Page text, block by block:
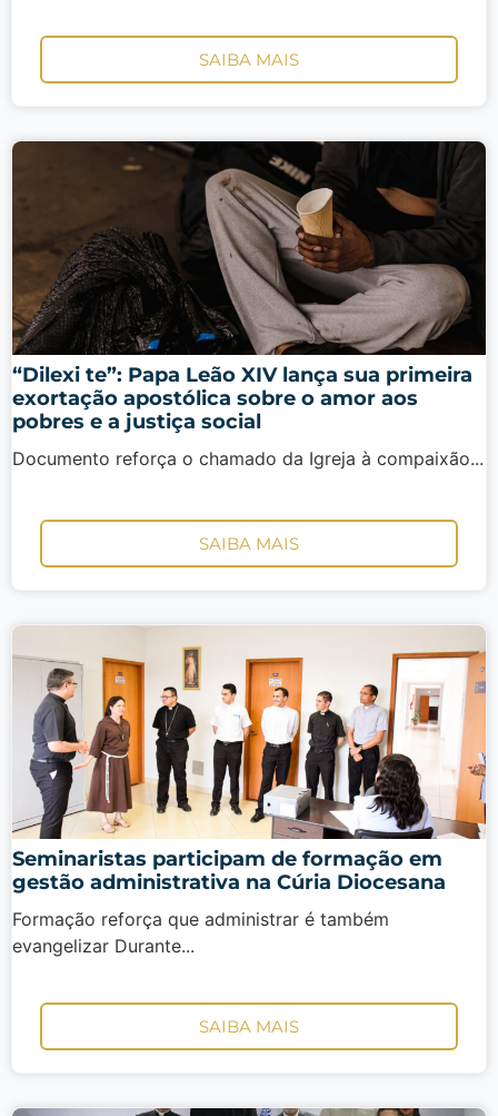
SAIBA MAIS
“Dilexi te”: Papa Leão XIV lança sua primeira
exortação apostólica sobre o amor aos
pobres e a justiça social
Documento reforça o chamado da Igreja à compaixão...
SAIBA MAIS
Seminaristas participam de formação em
gestão administrativa na Cúria Diocesana
Formação reforça que administrar é também
evangelizar Durante...
SAIBA MAIS